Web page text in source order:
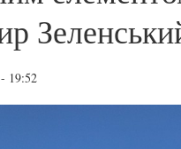
19:52